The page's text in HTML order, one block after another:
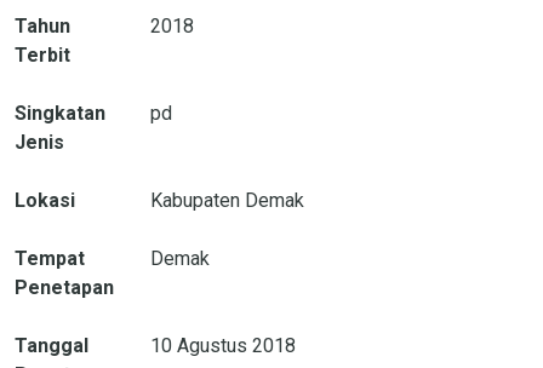
Tahun
Terbit
2018
Singkatan
Jenis
pd
Lokasi Kabupaten Demak
Tempat
Penetapan
Demak
Tanggal
10 Agustus 2018